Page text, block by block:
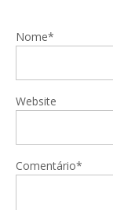
Nome*
Website
Comentário*